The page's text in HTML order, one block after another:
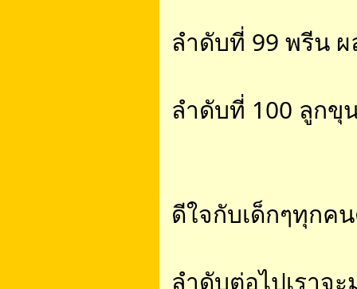
ลำดับที่ 99 พรีน
ลำดับที่ 100 ลูกขุ
ดีใจกับเด็กๆทุกค
ลำดับต่อไปเราจ